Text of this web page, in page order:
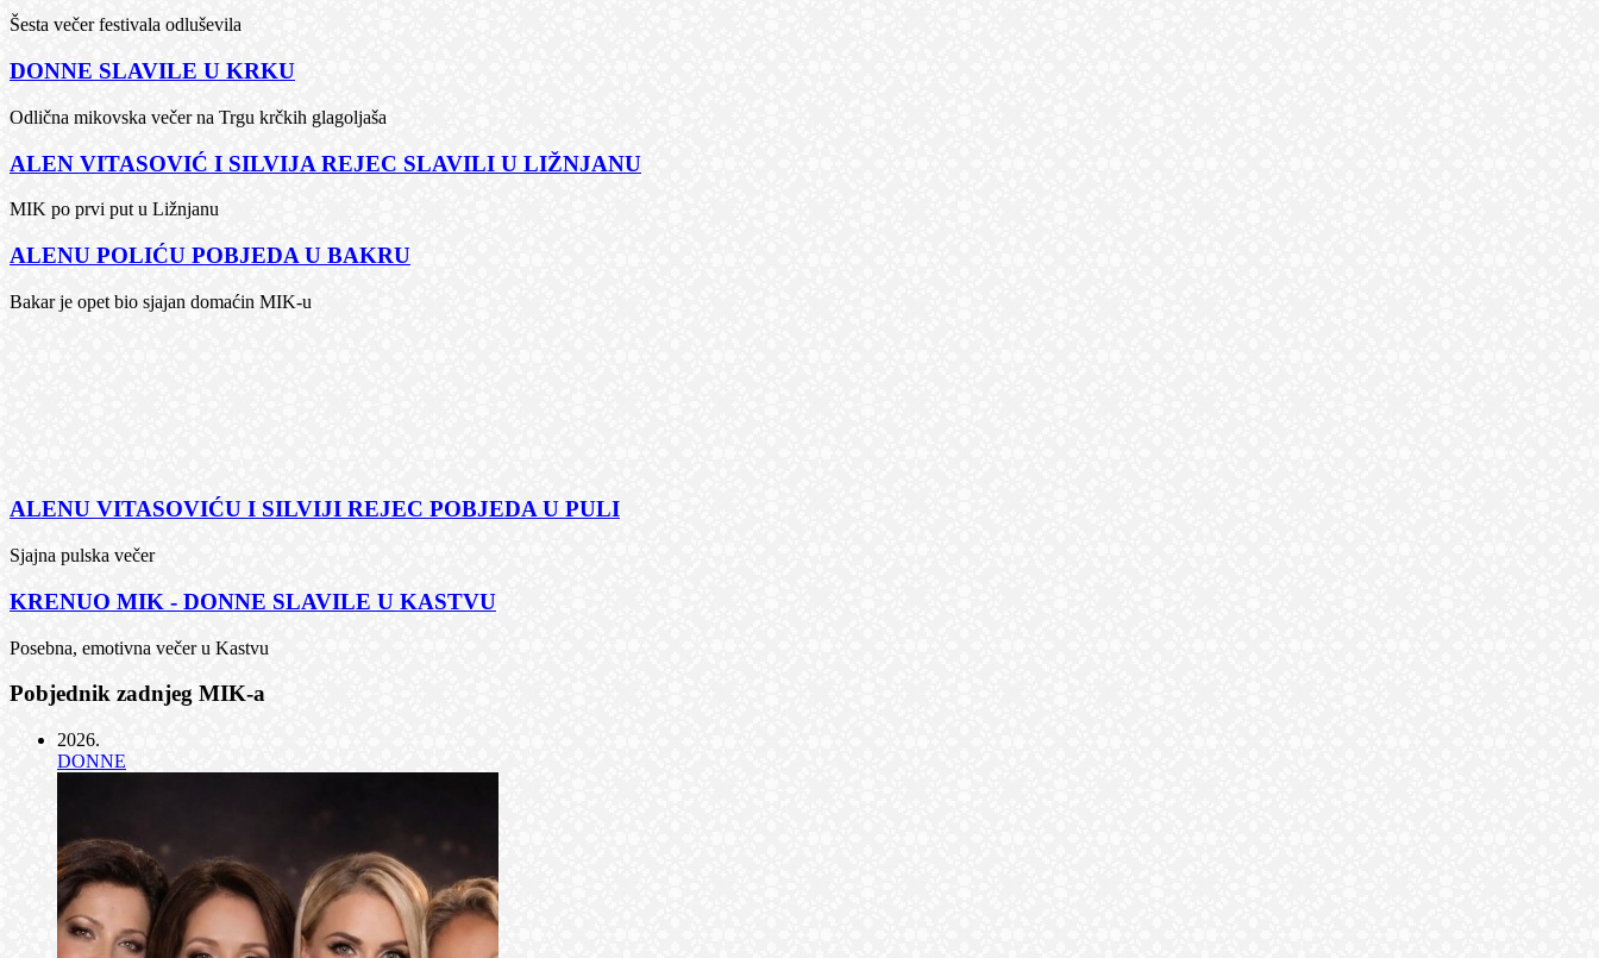
Šesta večer festivala odluševila
DONNE SLAVILE U KRKU
Odlična mikovska večer na Trgu krčkih glagoljaša
ALEN VITASOVIĆ I SILVIJA REJEC SLAVILI U LIŽNJANU
MIK po prvi put u Ližnjanu
ALENU POLIĆU POBJEDA U BAKRU
Bakar je opet bio sjajan domaćin MIK-u
ALENU VITASOVIĆU I SILVIJI REJEC POBJEDA U PULI
Sjajna pulska večer
KRENUO MIK - DONNE SLAVILE U KASTVU
Posebna, emotivna večer u Kastvu
Pobjednik zadnjeg MIK-a
2026.
DONNE